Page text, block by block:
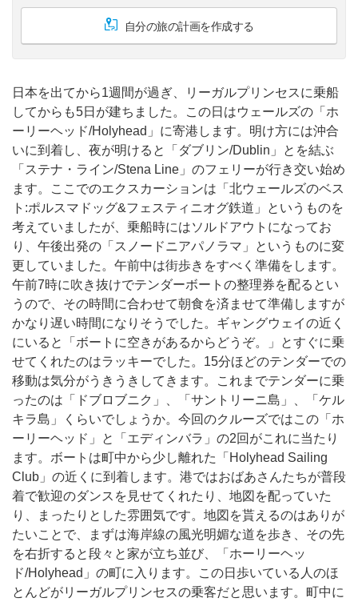
自分の旅の計画を作成する
日本を出てから1週間が過ぎ、リーガルプリンセスに乗船
してからも5日が建ちました。この日はウェールズの「ホ
ーリーヘッド/Holyhead」に寄港します。明け方には沖合
いに到着し、夜が明けると「ダブリン/Dublin」とを結ぶ
「ステナ・ライン/Stena Line」のフェリーが行き交い始め
ます。ここでのエクスカーションは「北ウェールズのベス
ト:ポルスマドッグ&フェスティニオグ鉄道」というものを
考えていましたが、乗船時にはソルドアウトになってお
り、午後出発の「スノードニアパノラマ」というものに変
更していました。午前中は街歩きをすべく準備をします。
午前7時に吹き抜けでテンダーボートの整理券を配るとい
うので、その時間に合わせて朝食を済ませて準備しますが
かなり遅い時間になりそうでした。ギャングウェイの近く
にいると「ボートに空きがあるからどうぞ。」とすぐに乗
せてくれたのはラッキーでした。15分ほどのテンダーでの
移動は気分がうきうきしてきます。これまでテンダーに乗
ったのは「ドブロブニク」、「サントリーニ島」、「ケル
キラ島」くらいでしょうか。今回のクルーズではこの「ホ
ーリーヘッド」と「エディンバラ」の2回がこれに当たり
ます。ボートは町中から少し離れた「Holyhead Sailing
Club」の近くに到着します。港ではおばあさんたちが普段
着で歓迎のダンスを見せてくれたり、地図を配っていた
り、まったりとした雰囲気です。地図を貰えるのはありが
たいことで、まずは海岸線の風光明媚な道を歩き、その先
を右折すると段々と家が立ち並び、「ホーリーヘッ
ド/Holyhead」の町に入ります。この日歩いている人のほ
とんどがリーガルプリンセスの乗客だと思います。町中に